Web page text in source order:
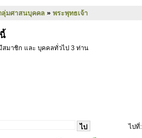
ลุ่มศาสนบุคคล » พระพุทธเจ้า
สมาชิก และ บุคคลทั่วไป 3 ท่าน
ไปที่: